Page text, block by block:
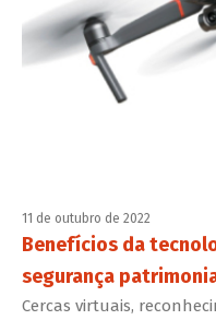
11 de outubro de 2022
Benefícios da
segurança
Cercas virtuais,